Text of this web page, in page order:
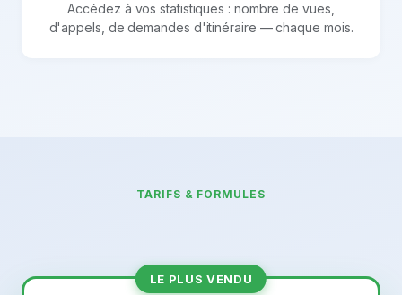
Accédez à vos statistiques : nombre de vues,
d'appels, de demandes d'itinéraire — chaque mois.
TARIFS & FORMULES
LE PLUS VENDU